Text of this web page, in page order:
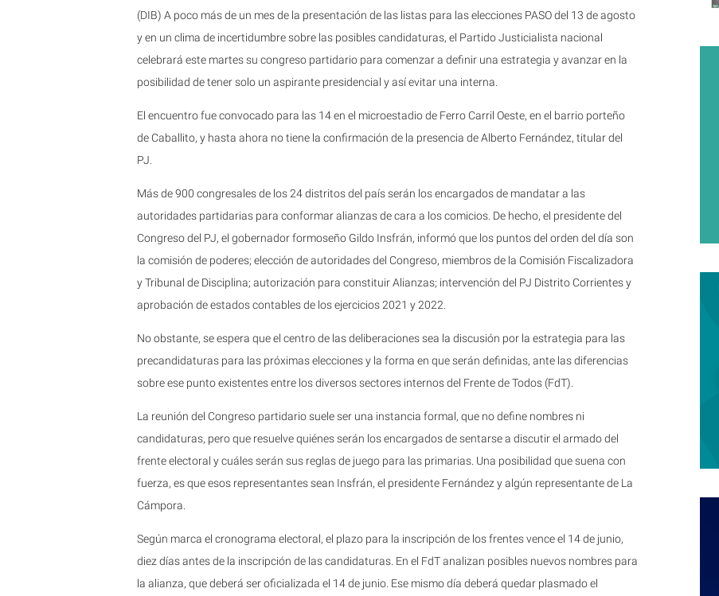
(DIB) A poco más de un mes de la presentación de las listas para las elecciones PASO del 13 de agosto
y en un clima de incertidumbre sobre las posibles candidaturas, el Partido Justicialista nacional
celebrará este martes su congreso partidario para comenzar a definir una estrategia y avanzar en la
posibilidad de tener solo un aspirante presidencial y así evitar una interna.
El encuentro fue convocado para las 14 en el microestadio de Ferro Carril Oeste, en el barrio porteño
de Caballito, y hasta ahora no tiene la confirmación de la presencia de Alberto Fernández, titular del
PJ.
Más de 900 congresales de los 24 distritos del país serán los encargados de mandatar a las
autoridades partidarias para conformar alianzas de cara a los comicios. De hecho, el presidente del
Congreso del PJ, el gobernador formoseño Gildo Insfrán, informó que los puntos del orden del día son
la comisión de poderes; elección de autoridades del Congreso, miembros de la Comisión Fiscalizadora
y Tribunal de Disciplina; autorización para constituir Alianzas; intervención del PJ Distrito Corrientes y
aprobación de estados contables de los ejercicios 2021 y 2022.
No obstante, se espera que el centro de las deliberaciones sea la discusión por la estrategia para las
precandidaturas para las próximas elecciones y la forma en que serán definidas, ante las diferencias
sobre ese punto existentes entre los diversos sectores internos del Frente de Todos (FdT).
La reunión del Congreso partidario suele ser una instancia formal, que no define nombres ni
candidaturas, pero que resuelve quiénes serán los encargados de sentarse a discutir el armado del
frente electoral y cuáles serán sus reglas de juego para las primarias. Una posibilidad que suena con
fuerza, es que esos representantes sean Insfrán, el presidente Fernández y algún representante de La
Cámpora.
Según marca el cronograma electoral, el plazo para la inscripción de los frentes vence el 14 de junio,
diez días antes de la inscripción de las candidaturas. En el FdT analizan posibles nuevos nombres para
la alianza, que deberá ser oficializada el 14 de junio. Ese mismo día deberá quedar plasmado el